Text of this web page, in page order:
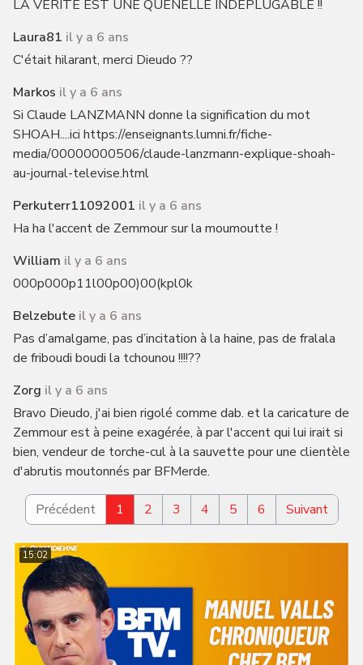
LA VÉRITÉ EST UNE QUENELLE INDÉPLUGABLE !!
Laura81 il y a 6 ans
C'était hilarant, merci Dieudo ??
Markos il y a 6 ans
Si Claude LANZMANN donne la signification du mot
SHOAH....ici https://enseignants.lumni.fr/fiche-
media/00000000506/claude-lanzmann-explique-shoah-
au-journal-televise.html
Perkuterr11092001 il y a 6 ans
Ha ha l'accent de Zemmour sur la moumoutte !
William il y a 6 ans
000p000p11l00p00)00(kpl0k
Belzebute il y a 6 ans
Pas d’amalgame, pas d’incitation à la haine, pas de fralala
de friboudi boudi la tchounou !!!!??
Zorg il y a 6 ans
Bravo Dieudo, j'ai bien rigolé comme dab. et la caricature de
Zemmour est à peine exagérée, à par l'accent qui lui irait si
bien, vendeur de torche-cul à la sauvette pour une clientèle
d'abrutis moutonnés par BFMerde.
Précédent 1 2 3 4 5 6 Suivant
15:02